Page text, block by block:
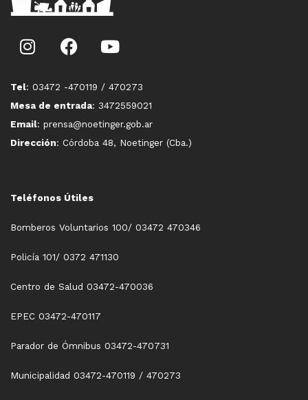
Tel: 03472 -470119 / 470273
Mesa de entrada: 3472559021
Email: prensa@noetinger.gob.ar
Dirección: Córdoba 48, Noetinger (Cba.)
Teléfonos Útiles
Bomberos Voluntarios 100/ 03472 470346
Policía 101/ 0372 471130
Centro de Salud 03472-470036
EPEC 03472-470117
Parador de Ómnibus 03472-470731
Municipalidad 03472-470119 / 470273